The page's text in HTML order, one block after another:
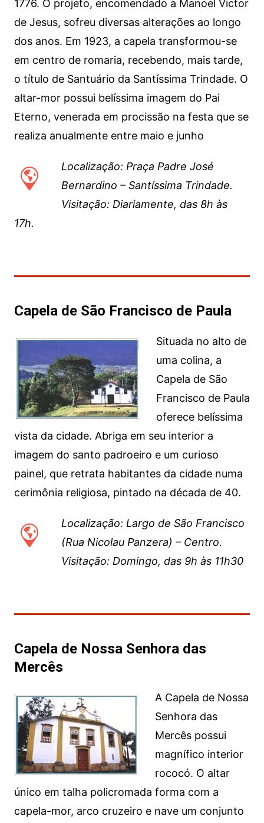
1776. O projeto, encomendado a Manoel Victor
de Jesus, sofreu diversas alterações ao longo
dos anos. Em 1923, a capela transformou-se
em centro de romaria, recebendo, mais tarde,
o título de Santuário da Santíssima Trindade. O
altar-mor possui belíssima imagem do Pai
Eterno, venerada em procissão na festa que se
realiza anualmente entre maio e junho
Localização: Praça Padre José
Bernardino – Santíssima Trindade.
Visitação: Diariamente, das 8h às
17h.
Capela de São Francisco de Paula
Situada no alto de
uma colina, a
Capela de São
Francisco de Paula
oferece belíssima
vista da cidade. Abriga em seu interior a
imagem do santo padroeiro e um curioso
painel, que retrata habitantes da cidade numa
cerimônia religiosa, pintado na década de 40.
Localização: Largo de São Francisco
(Rua Nicolau Panzera) – Centro.
Visitação: Domingo, das 9h às 11h30
Capela de Nossa Senhora das
Mercês
A Capela de Nossa
Senhora das
Mercês possui
magnífico interior
rococó. O altar
único em talha policromada forma com a
capela-mor, arco cruzeiro e nave um conjunto